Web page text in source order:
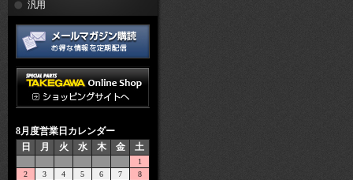
スター汎用
8月度営業日カレンダー
日
月 火 水 木 金 土
1
2
3 4 5 6 7
8